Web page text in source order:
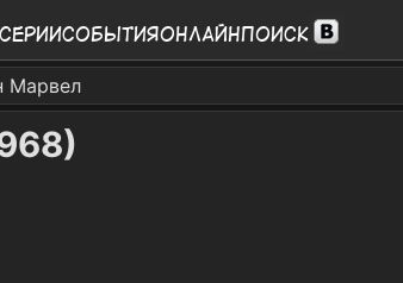
СерииСобытияОнлайнПоиск
Марвел